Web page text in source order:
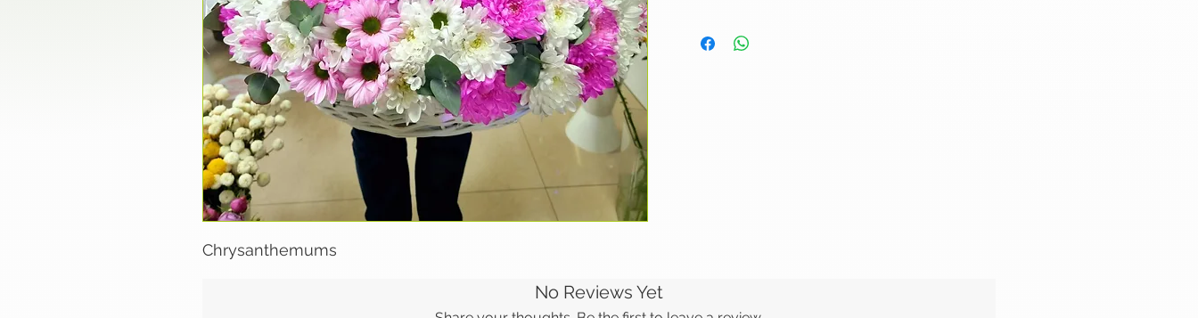
Chrysanthemums
No Reviews Yet